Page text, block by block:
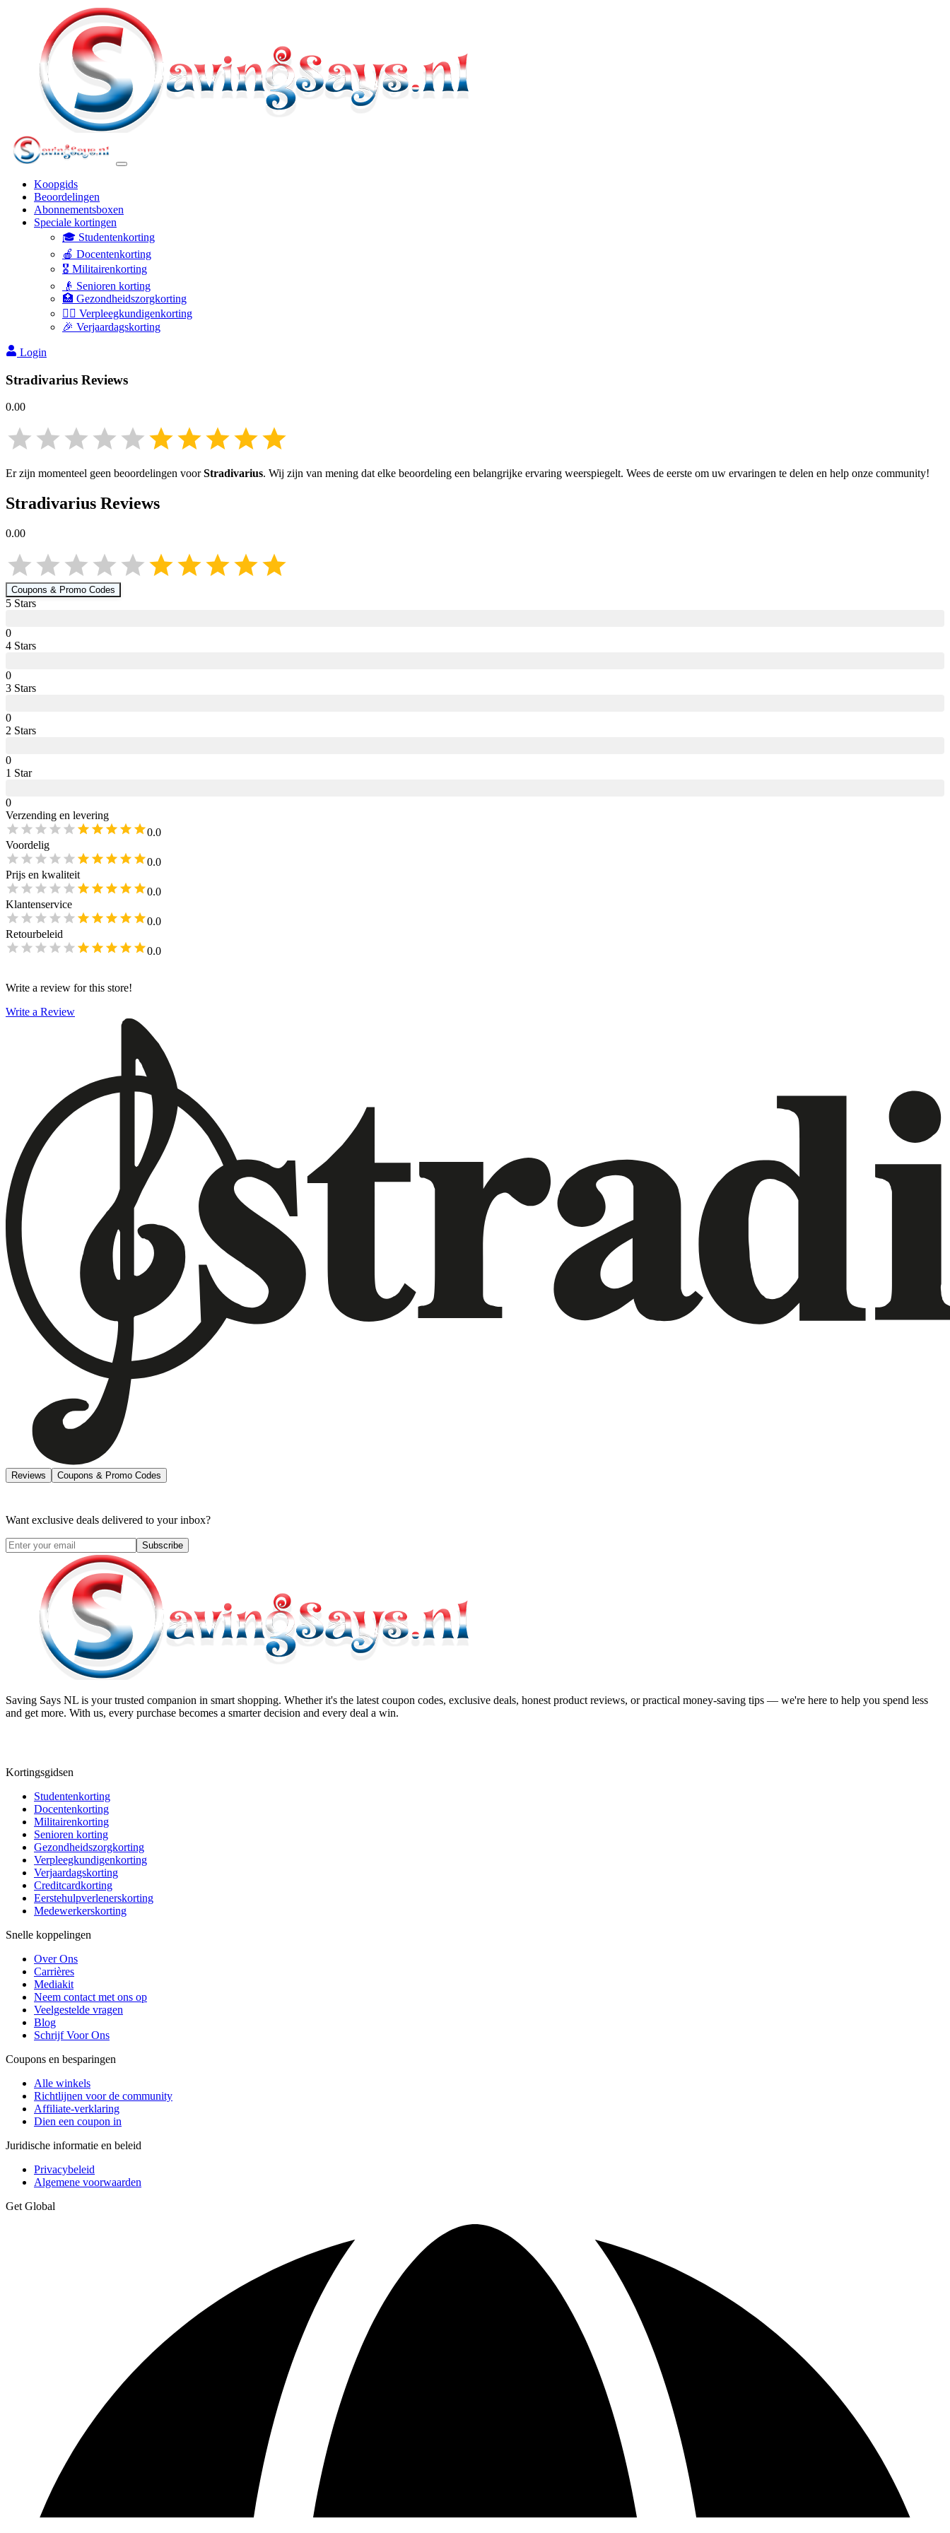
Koopgids
Beoordelingen
Abonnementsboxen
Speciale kortingen
🎓 Studentenkorting
🍎 Docentenkorting
🎖️ Militairenkorting
👴 Senioren korting
🏥 Gezondheidszorgkorting
👩‍⚕️ Verpleegkundigenkorting
🎉 Verjaardagskorting
Login
Stradivarius Reviews
0.00
Er zijn momenteel geen beoordelingen voorStradivarius. Wij zijn van mening dat elke beoordeling een belangrijke ervaring weerspiegelt. Wees de eerste om uw ervaringen te delen en help onze community!
Stradivarius Reviews
0.00
Coupons & Promo Codes
5 Stars
0
4 Stars
0
3 Stars
0
2 Stars
0
1 Star
0
Verzending en levering
0.0
Voordelig
0.0
Prijs en kwaliteit
0.0
Klantenservice
0.0
Retourbeleid
0.0
Write a review for this store!
Write a Review
Reviews Coupons & Promo Codes
Want exclusive deals delivered to your inbox?
Subscribe
Saving Says NL is your trusted companion in smart shopping. Whether it's the latest coupon codes, exclusive deals, honest product reviews, or practical money-saving tips — we're here to help you spend less
and get more. With us, every purchase becomes a smarter decision and every deal a win.
Kortingsgidsen
Studentenkorting
Docentenkorting
Militairenkorting
Senioren korting
Gezondheidszorgkorting
Verpleegkundigenkorting
Verjaardagskorting
Creditcardkorting
Eerstehulpverlenerskorting
Medewerkerskorting
Snelle koppelingen
Over Ons
Carrières
Mediakit
Neem contact met ons op
Veelgestelde vragen
Blog
Schrijf Voor Ons
Coupons en besparingen
Alle winkels
Richtlijnen voor de community
Affiliate-verklaring
Dien een coupon in
Juridische informatie en beleid
Privacybeleid
Algemene voorwaarden
Get Global